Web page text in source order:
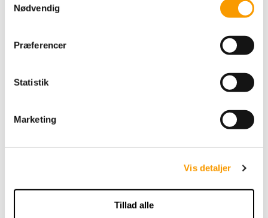
Nødvendig
Præferencer
Statistik
Marketing
Vis detaljer
Tillad alle
DROPS Design
15,00 DKK